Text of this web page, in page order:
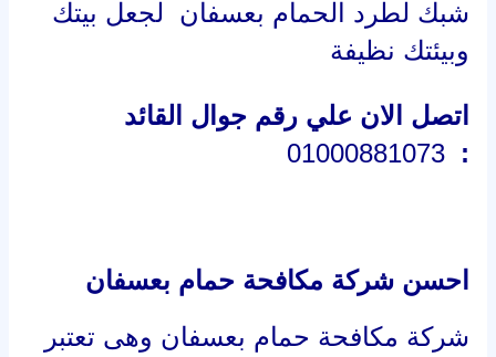
شبك لطرد الحمام بعسفان لجعل بيتك
وبيئتك نظيفة
اتصل الان علي رقم جوال القائد
:
01000881073
احسن شركة مكافحة حمام بعسفان
شركة مكافحة حمام بعسفان وهى تعتبر